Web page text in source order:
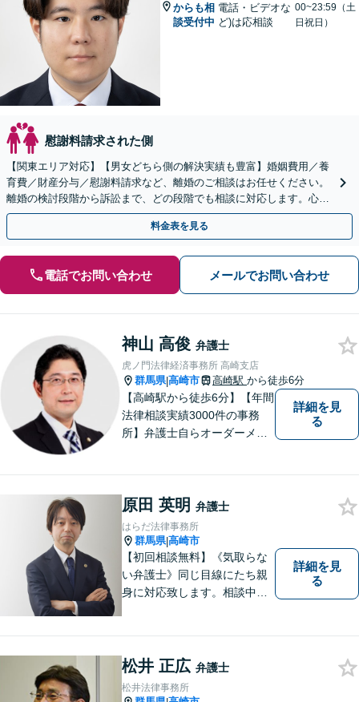
からも相
談受付中
電話・ビデオな
ど)は応相談
00~23:59（土
日祝日）
慰謝料請求された側
【関東エリア対応】【男女どちら側の解決実績も豊富】婚姻費用／養
育費／財産分与／慰謝料請求など、離婚のご相談はお任せください。
離婚の検討段階から訴訟まで、どの段階でも相談に対応します。心情
的な面にも配慮し、納得感の高い解決を目指します。
料金表を見る
電話でお問い合わせ メールでお問い合わせ
神山 高俊 弁護士
虎ノ門法律経済事務所 高崎支店
群馬県|高崎市 高崎駅 から徒歩6分
【高崎駅から徒歩6分】【年間
法律相談実績3000件の事務
所】弁護士自らオーダーメイ
とまずはご相談ください！
【土日祝日・夜間も対応可
能】
詳細を見
る
原田 英明 弁護士
はらだ法律事務所
群馬県|高崎市
【初回相談無料】《気取らな
い弁護士》同じ目線にたち親
身に対応致します。相談中も
い合わせください。
詳細を見
る
松井 正広 弁護士
松井法律事務所